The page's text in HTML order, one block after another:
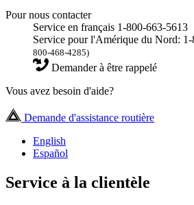
Pour nous contacter
Service en français 1-800-663-5613
Service pour l'Amérique du Nord:
800-468-4285)
Demander à être rappelé
Vous avez besoin d'aide?
Demande d'assistance routière
English
Español
Service à la clientèle